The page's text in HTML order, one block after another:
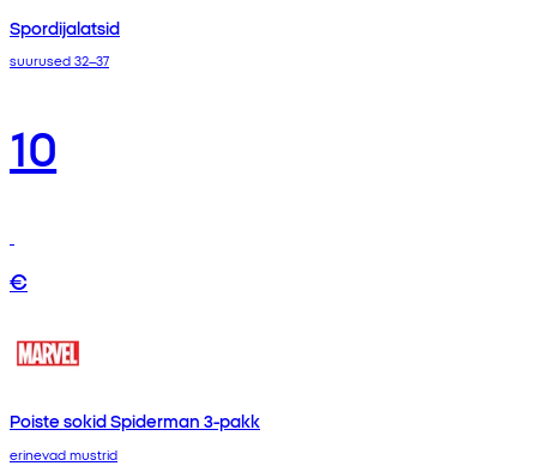
Spordijalatsid
suurused 32–37
10
€
Poiste sokid Spiderman 3-pakk
erinevad mustrid